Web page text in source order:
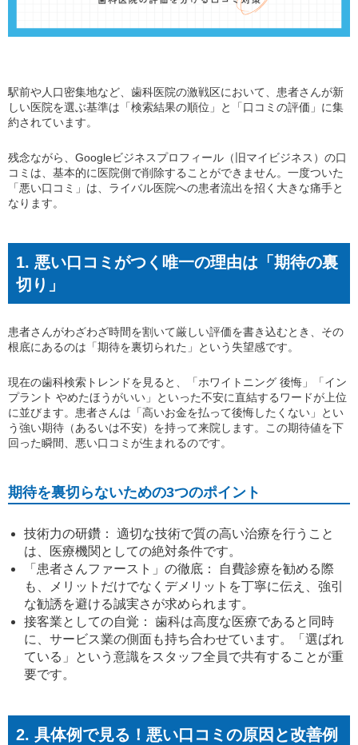
駅前や人口密集地など、歯科医院の激戦区において、患者さんが新
しい医院を選ぶ基準は「検索結果の順位」と「口コミの評価」に集
約されています。
残念ながら、Googleビジネスプロフィール（旧マイビジネス）の口
コミは、基本的に医院側で削除することができません。一度ついた
「悪い口コミ」は、ライバル医院への患者流出を招く大きな痛手と
なります。
1. 悪い口コミがつく唯一の理由は「期待の裏
切り」
患者さんがわざわざ時間を割いて厳しい評価を書き込むとき、その
根底にあるのは「期待を裏切られた」という失望感です。
現在の歯科検索トレンドを見ると、「ホワイトニング 後悔」「イン
プラント やめたほうがいい」といった不安に直結するワードが上位
に並びます。患者さんは「高いお金を払って後悔したくない」とい
う強い期待（あるいは不安）を持って来院します。この期待値を下
回った瞬間、悪い口コミが生まれるのです。
期待を裏切らないための3つのポイント
技術力の研鑽： 適切な技術で質の高い治療を行うこと
は、医療機関としての絶対条件です。
「患者さんファースト」の徹底： 自費診療を勧める際
も、メリットだけでなくデメリットを丁寧に伝え、強引
な勧誘を避ける誠実さが求められます。
接客業としての自覚： 歯科は高度な医療であると同時
に、サービス業の側面も持ち合わせています。「選ばれ
ている」という意識をスタッフ全員で共有することが重
要です。
2. 具体例で見る！悪い口コミの原因と改善例